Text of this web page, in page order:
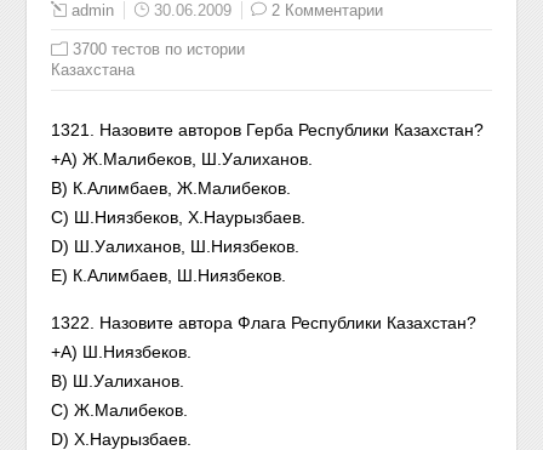
admin 30.06.2009 2 Комментарии
3700 тестов по истории
Казахстана
1321. Назовите авторов Герба Республики Казахстан?
+А) Ж.Малибеков, Ш.Уалиханов.
В) К.Алимбаев, Ж.Малибеков.
С) Ш.Ниязбеков, Х.Наурызбаев.
D) Ш.Уалиханов, Ш.Ниязбеков.
Е) К.Алимбаев, Ш.Ниязбеков.
1322. Назовите автора Флага Республики Казахстан?
+А) Ш.Ниязбеков.
B) Ш.Уалиханов.
С) Ж.Малибеков.
D) Х.Наурызбаев.